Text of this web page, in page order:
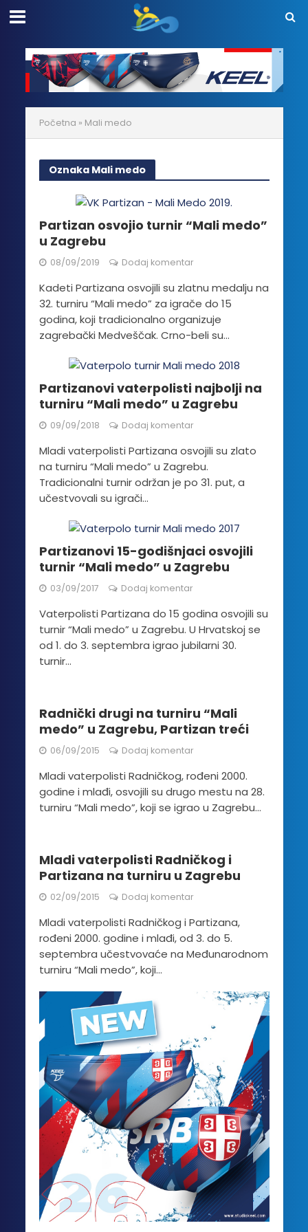
Početna » Mali medo
Oznaka Mali medo
Partizan osvojio turnir “Mali medo”
u Zagrebu
08/09/2019 Dodaj komentar
Kadeti Partizana osvojili su zlatnu medalju na
32. turniru “Mali medo” za igrače do 15
godina, koji tradicionalno organizuje
zagrebački Medveščak. Crno-beli su...
Partizanovi vaterpolisti najbolji na
turniru “Mali medo” u Zagrebu
09/09/2018 Dodaj komentar
Mladi vaterpolisti Partizana osvojili su zlato
na turniru “Mali medo” u Zagrebu.
Tradicionalni turnir održan je po 31. put, a
učestvovali su igrači...
Partizanovi 15-godišnjaci osvojili
turnir “Mali medo” u Zagrebu
03/09/2017 Dodaj komentar
Vaterpolisti Partizana do 15 godina osvojili su
turnir “Mali medo” u Zagrebu. U Hrvatskoj se
od 1. do 3. septembra igrao jubilarni 30.
turnir...
Radnički drugi na turniru “Mali
medo” u Zagrebu, Partizan treći
06/09/2015 Dodaj komentar
Mladi vaterpolisti Radničkog, rođeni 2000.
godine i mlađi, osvojili su drugo mestu na 28.
turniru “Mali medo”, koji se igrao u Zagrebu...
Mladi vaterpolisti Radničkog i
Partizana na turniru u Zagrebu
02/09/2015 Dodaj komentar
Mladi vaterpolisti Radničkog i Partizana,
rođeni 2000. godine i mlađi, od 3. do 5.
septembra učestvovaće na Međunarodnom
turniru “Mali medo”, koji...